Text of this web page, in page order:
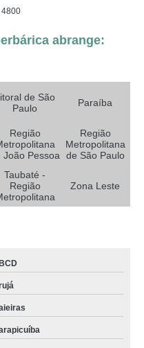
abrange:
de São
Paulo
Paraíba
Região
João Pessoa
Região
Metropolitana
de São Paulo
Taubaté -
Região
Zona Leste